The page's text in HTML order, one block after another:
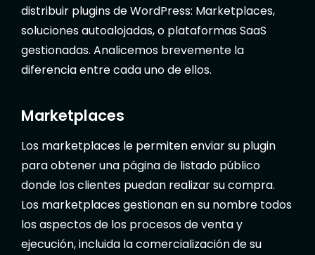
distribuir plugins de WordPress: Marketplaces,
soluciones autoalojadas, o plataformas SaaS
gestionadas. Analicemos brevemente la
diferencia entre cada uno de ellos.
Marketplaces
Los marketplaces le permiten enviar su plugin
para obtener una página de listado público
donde los clientes puedan realizar su compra.
Los marketplaces gestionan en su nombre todos
los aspectos de los procesos de venta y
ejecución, incluida la comercialización de su